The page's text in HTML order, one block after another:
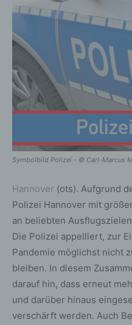
Symbolbild Polizei - © Carl-Marcus
Hannover (ots). Aufgrund
Polizei Hannover mit
an beliebten
Die Polizei appelliert, zur
Pandemie möglichst nicht
bleiben. In diesem
darauf hin, dass erneut
und darüber hinaus
verschärft werden. Auch